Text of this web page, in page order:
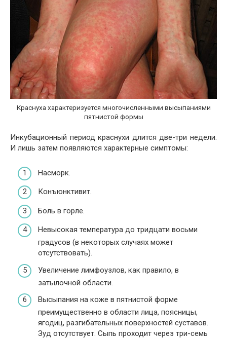
Краснуха характеризуется многочисленными высыпаниями
пятнистой формы
Инкубационный период краснухи длится две-три недели.
И лишь затем появляются характерные симптомы:
Насморк.
Конъюнктивит.
Боль в горле.
Невысокая температура до тридцати восьми
градусов (в некоторых случаях может
отсутствовать).
Увеличение лимфоузлов, как правило, в
затылочной области.
Высыпания на коже в пятнистой форме
преимущественно в области лица, поясницы,
ягодиц, разгибательных поверхностей суставов.
Зуд отсутствует. Сыпь проходит через три-семь